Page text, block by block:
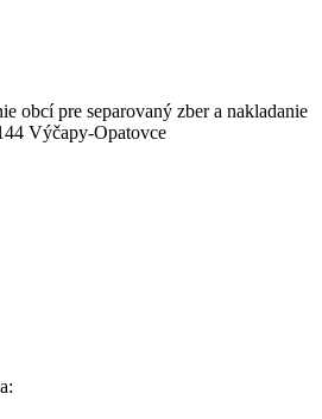
obcí pre separovaný zber a nakladanie
Výčapy-Opatovce